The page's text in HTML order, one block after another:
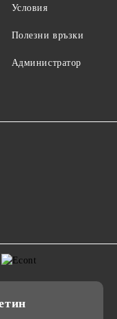
Условия
Полезни връзки
Администратор